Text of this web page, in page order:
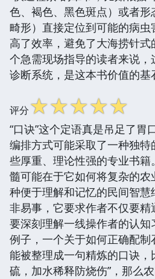
色、褐色、黑色斑点）或者形
畸形）直接定位到可能的病
高了效率，避免了大海捞针
个急需现场指导的读者来说
诊断系统，是这本书价值的基
评分☆☆☆☆☆
“口诀”这个定语真是吊足了胃
编排方式可能采取了一种独
些厚重、理论性强的专业书
髓可能在于它如何将复杂的
种便于理解和记忆的民间智
非易事，它要求作者不仅要
要深刻理解一线操作者的认
例子，一个关于如何正确配
能被整理成一句精炼的口诀，
硫，加水稀释防烧伤”，那么